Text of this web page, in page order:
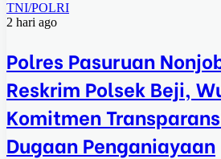
TNI/POLRI
2 hari ago
Polres Pasuruan
Reskrim Polsek Beji,
Komitmen
Dugaan Penganiayaan